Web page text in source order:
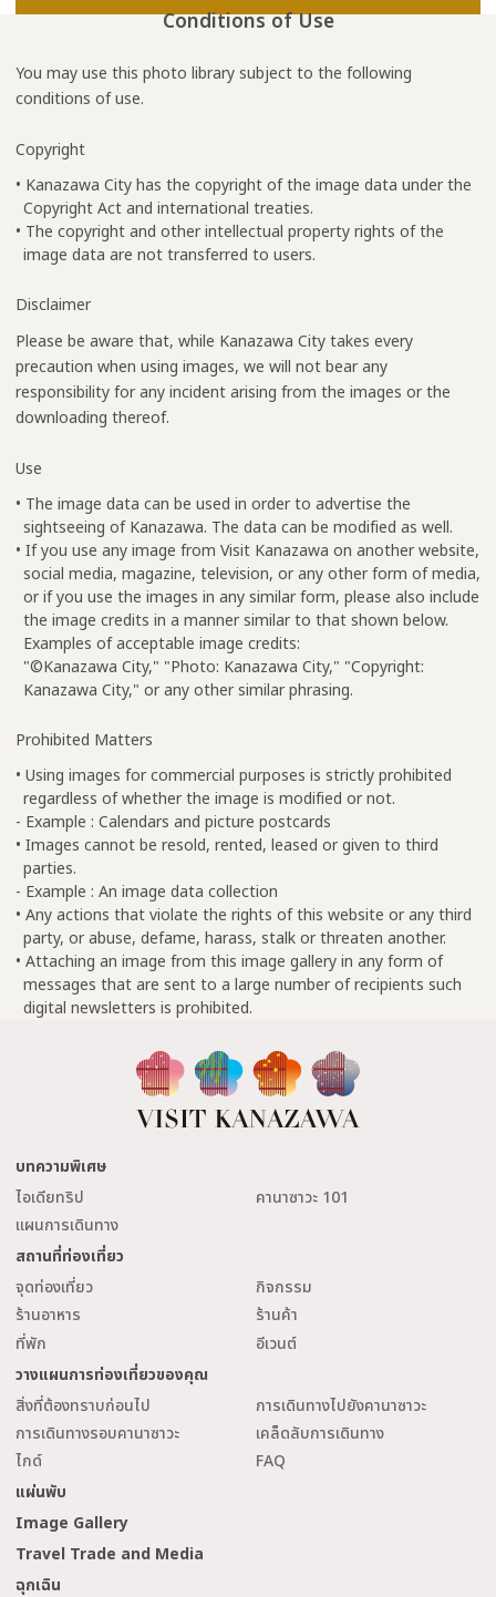
Conditions of Use
You may use this photo library subject to the following
conditions of use.
Copyright
• Kanazawa City has the copyright of the image data under the
Copyright Act and international treaties.
• The copyright and other intellectual property rights of the
image data are not transferred to users.
Disclaimer
Please be aware that, while Kanazawa City takes every
precaution when using images, we will not bear any
responsibility for any incident arising from the images or the
downloading thereof.
Use
• The image data can be used in order to advertise the
sightseeing of Kanazawa. The data can be modified as well.
• If you use any image from Visit Kanazawa on another website,
social media, magazine, television, or any other form of media,
or if you use the images in any similar form, please also include
the image credits in a manner similar to that shown below.
Examples of acceptable image credits:
"©Kanazawa City," "Photo: Kanazawa City," "Copyright:
Kanazawa City," or any other similar phrasing.
Prohibited Matters
• Using images for commercial purposes is strictly prohibited
regardless of whether the image is modified or not.
- Example : Calendars and picture postcards
• Images cannot be resold, rented, leased or given to third
parties.
- Example : An image data collection
• Any actions that violate the rights of this website or any third
party, or abuse, defame, harass, stalk or threaten another.
• Attaching an image from this image gallery in any form of
messages that are sent to a large number of recipients such
digital newsletters is prohibited.
บทความพิเศษ
ไอเดียทริป
คานาซาวะ 101
แผนการเดินทาง
สถานที่ท่องเที่ยว
จุดท่องเที่ยว
กิจกรรม
ร้านอาหาร
ร้านค้า
ที่พัก
อีเวนต์
วางแผนการท่องเที่ยวของคุณ
สิ่งที่ต้องทราบก่อนไป
การเดินทางไปยังคานาซาวะ
การเดินทางรอบคานาซาวะ
เคล็ดลับการเดินทาง
ไกด์
FAQ
แผ่นพับ
Image Gallery
Travel Trade and Media
ฉุกเฉิน